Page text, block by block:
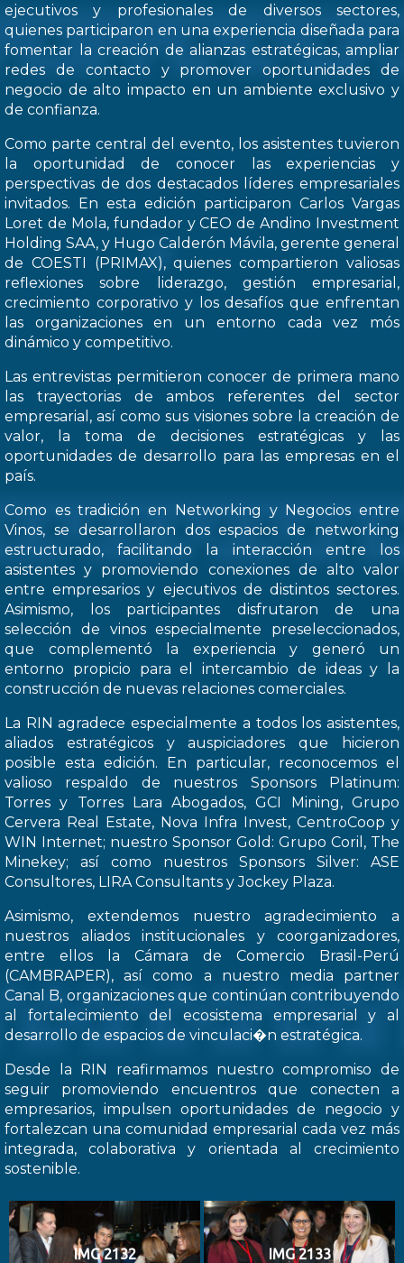
ejecutivos y profesionales de diversos sectores,
quienes participaron en una experiencia diseñada para
fomentar la creación de alianzas estratégicas, ampliar
redes de contacto y promover oportunidades de
negocio de alto impacto en un ambiente exclusivo y
de confianza.
Como parte central del evento, los asistentes tuvieron
la oportunidad de conocer las experiencias y
perspectivas de dos destacados líderes empresariales
invitados. En esta edición participaron Carlos Vargas
Loret de Mola, fundador y CEO de Andino Investment
Holding SAA, y Hugo Calderón Mávila, gerente general
de COESTI (PRIMAX), quienes compartieron valiosas
reflexiones sobre liderazgo, gestión empresarial,
crecimiento corporativo y los desafíos que enfrentan
las organizaciones en un entorno cada vez mós
dinámico y competitivo.
Las entrevistas permitieron conocer de primera mano
las trayectorias de ambos referentes del sector
empresarial, así como sus visiones sobre la creación de
valor, la toma de decisiones estratégicas y las
oportunidades de desarrollo para las empresas en el
país.
Como es tradición en Networking y Negocios entre
Vinos, se desarrollaron dos espacios de networking
estructurado, facilitando la interacción entre los
asistentes y promoviendo conexiones de alto valor
entre empresarios y ejecutivos de distintos sectores.
Asimismo, los participantes disfrutaron de una
selección de vinos especialmente preseleccionados,
que complementó la experiencia y generó un
entorno propicio para el intercambio de ideas y la
construcción de nuevas relaciones comerciales.
La RIN agradece especialmente a todos los asistentes,
aliados estratégicos y auspiciadores que hicieron
posible esta edición. En particular, reconocemos el
valioso respaldo de nuestros Sponsors Platinum:
Torres y Torres Lara Abogados, GCI Mining, Grupo
Cervera Real Estate, Nova Infra Invest, CentroCoop y
WIN Internet; nuestro Sponsor Gold: Grupo Coril, The
Minekey; así como nuestros Sponsors Silver: ASE
Consultores, LIRA Consultants y Jockey Plaza.
Asimismo, extendemos nuestro agradecimiento a
nuestros aliados institucionales y coorganizadores,
entre ellos la Cámara de Comercio Brasil-Perú
(CAMBRAPER), así como a nuestro media partner
Canal B, organizaciones que continúan contribuyendo
al fortalecimiento del ecosistema empresarial y al
desarrollo de espacios de vinculaci�n estratégica.
Desde la RIN reafirmamos nuestro compromiso de
seguir promoviendo encuentros que conecten a
empresarios, impulsen oportunidades de negocio y
fortalezcan una comunidad empresarial cada vez más
integrada, colaborativa y orientada al crecimiento
sostenible.
IMG 2132 IMG 2133